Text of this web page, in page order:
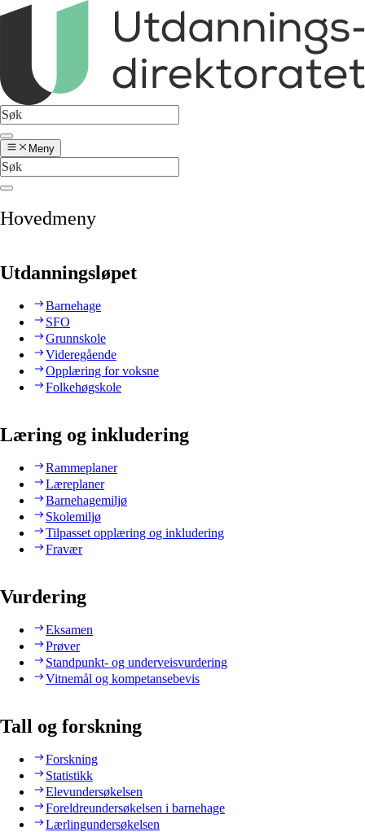
Meny
Hovedmeny
Utdanningsløpet
Barnehage
SFO
Grunnskole
Videregående
Opplæring for voksne
Folkehøgskole
Læring og inkludering
Rammeplaner
Læreplaner
Barnehagemiljø
Skolemiljø
Tilpasset opplæring og inkludering
Fravær
Vurdering
Eksamen
Prøver
Standpunkt- og underveisvurdering
Vitnemål og kompetansebevis
Tall og forskning
Forskning
Statistikk
Elevundersøkelsen
Foreldreundersøkelsen i barnehage
Lærlingundersøkelsen